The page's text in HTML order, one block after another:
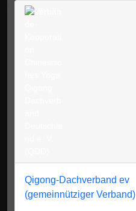
Qigong-Dachverband ev
(gemeinnütziger Verband)